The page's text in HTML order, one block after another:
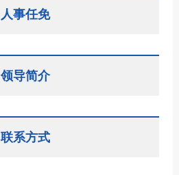
人事任免
领导简介
联系方式